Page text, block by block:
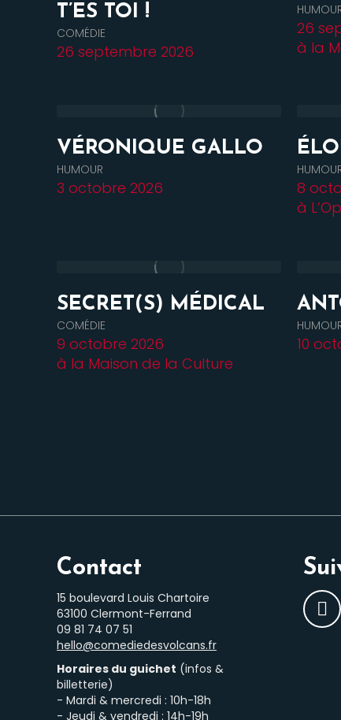
T’ES TOI !
COMÉDIE
26 septembre 2026
26
à la
VÉRONIQUE GALLO
HUMOUR
3 octobre 2026
8
à
SECRET(S) MÉDICAL
COMÉDIE
9 octobre 2026
à la Maison de la Culture
10
Contact
15 boulevard Louis Chartoire
63100 Clermont-Ferrand
‭09 81 74 07 51‬
hello@comediedesvolcans.fr
Horaires du guichet (infos &
billetterie)
- Mardi & mercredi : 10h-18h
- Jeudi & vendredi : 14h-19h